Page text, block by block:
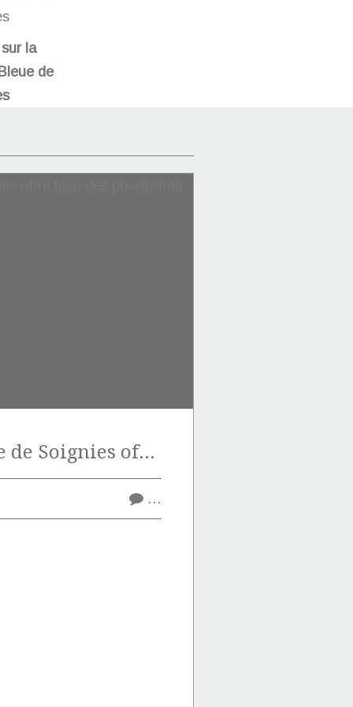
la
de
La pierre bleue de Soignies offre bien des possibilités de surfaçage.
…